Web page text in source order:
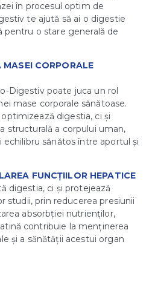
în procesul optim de
te ajută să ai o digestie
pentru o stare generală de
MASEI CORPORALE
Digestiv poate juca un rol
mase corporale sănătoase.
digestia, ci și
structurală a corpului uman,
echilibru sănătos între aportul și
FUNCȚIILOR HEPATICE
digestia, ci și protejează
studii, prin reducerea presiunii
absorbției nutrienților,
contribuie la menținerea
și a sănătății acestui organ